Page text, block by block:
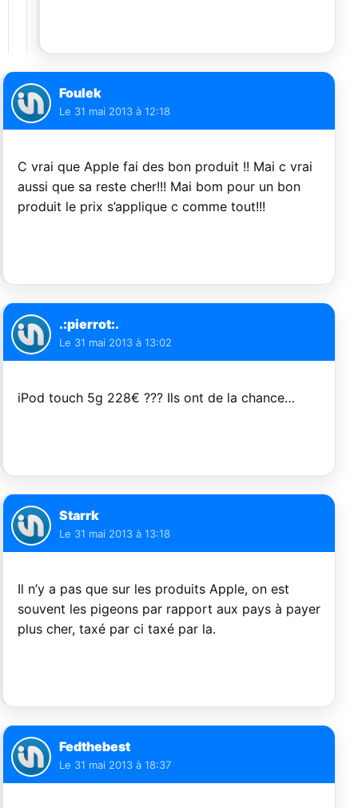
Foulek
Le 31 mai 2013 à 12:18
C vrai que Apple fai des bon produit !! Mai c vrai
aussi que sa reste cher!!! Mai bom pour un bon
produit le prix s’applique c comme tout!!!
.:pierrot:.
Le 31 mai 2013 à 13:02
iPod touch 5g 228€ ??? Ils ont de la chance…
Starrk
Le 31 mai 2013 à 13:18
Il n’y a pas que sur les produits Apple, on est
souvent les pigeons par rapport aux pays à payer
plus cher, taxé par ci taxé par la.
Fedthebest
Le 31 mai 2013 à 18:37